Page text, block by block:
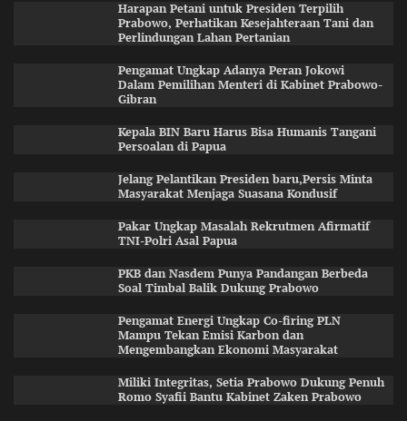
Harapan Petani untuk Presiden Terpilih
Prabowo, Perhatikan Kesejahteraan Tani dan
Perlindungan Lahan Pertanian
Pengamat Ungkap Adanya Peran Jokowi
Dalam Pemilihan Menteri di Kabinet Prabowo-
Gibran
Kepala BIN Baru Harus Bisa Humanis Tangani
Persoalan di Papua
Jelang Pelantikan Presiden baru,Persis Minta
Masyarakat Menjaga Suasana Kondusif
Pakar Ungkap Masalah Rekrutmen Afirmatif
TNI-Polri Asal Papua
PKB dan Nasdem Punya Pandangan Berbeda
Soal Timbal Balik Dukung Prabowo
Pengamat Energi Ungkap Co-firing PLN
Mampu Tekan Emisi Karbon dan
Mengembangkan Ekonomi Masyarakat
Miliki Integritas, Setia Prabowo Dukung Penuh
Romo Syafii Bantu Kabinet Zaken Prabowo